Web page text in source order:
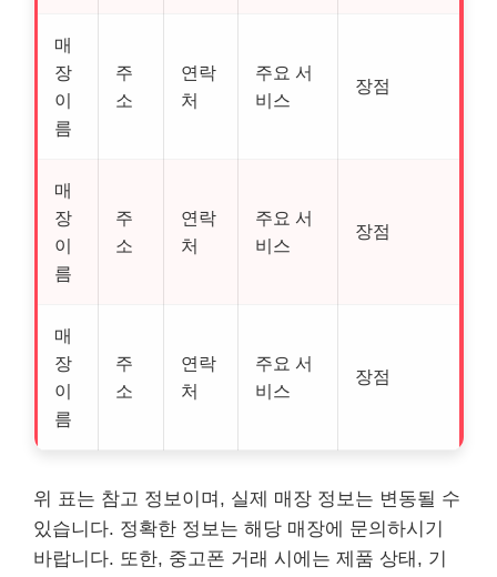
매
장
이
름
주
소
연락
처
주요 서
비스
장점
매
장
이
름
주
소
연락
처
주요 서
비스
장점
매
장
이
름
주
소
연락
처
주요 서
비스
장점
위 표는 참고 정보이며, 실제 매장 정보는 변동될 수
있습니다. 정확한 정보는 해당 매장에 문의하시기
바랍니다. 또한, 중고폰 거래 시에는 제품 상태, 기